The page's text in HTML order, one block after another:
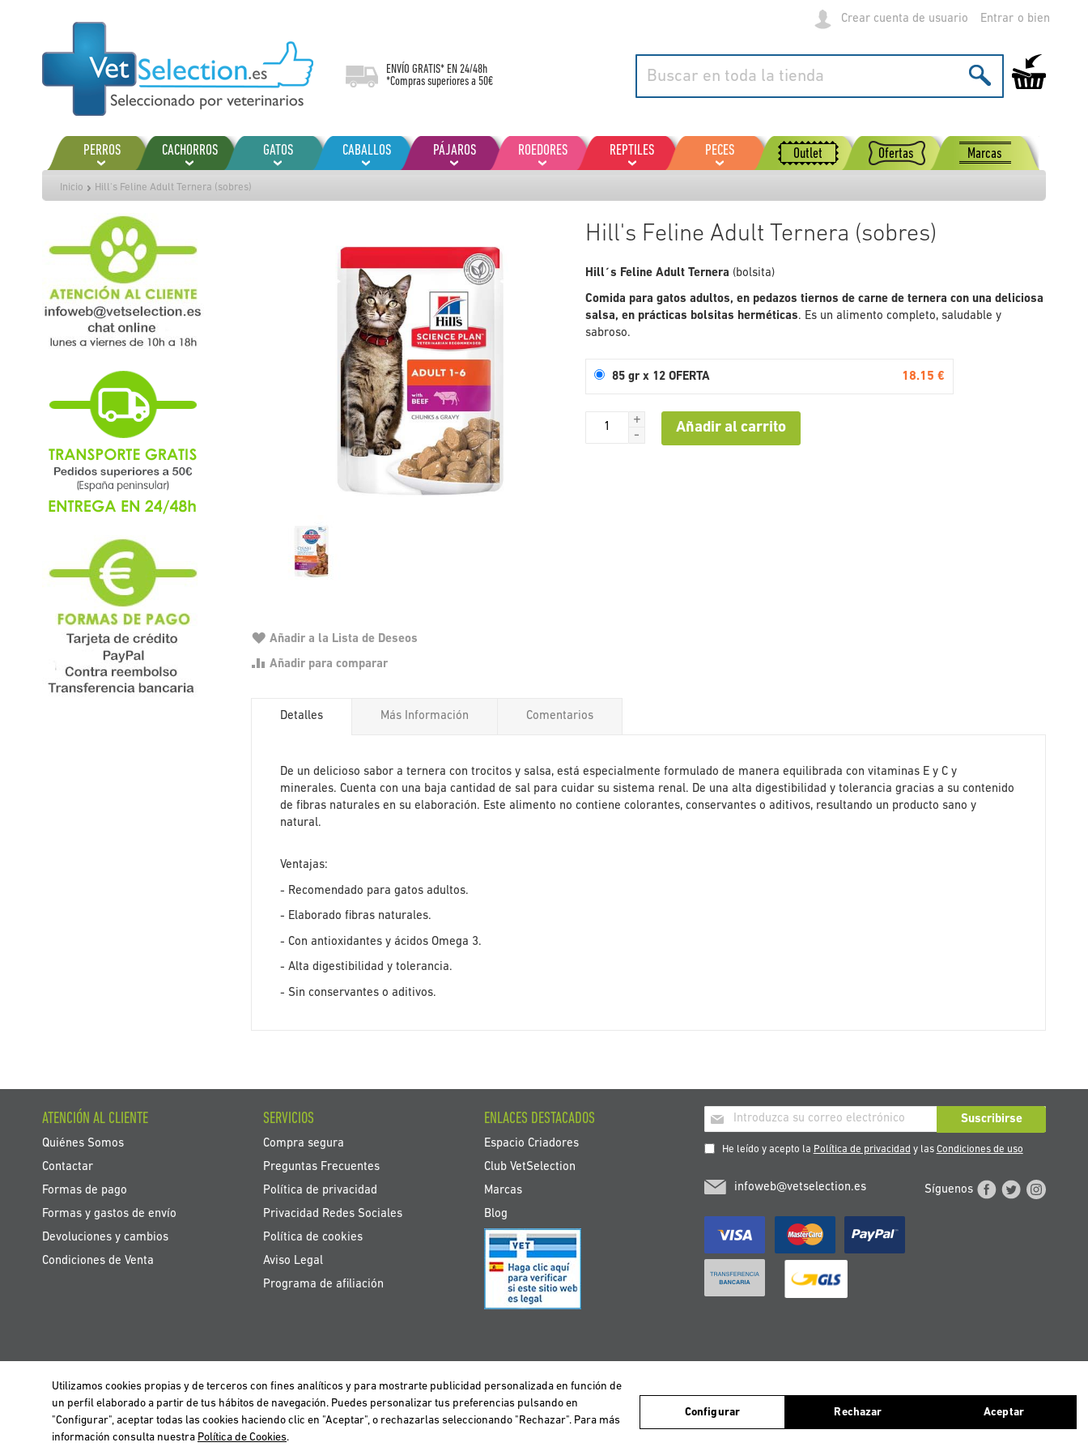
Utilizamos cookies propias y de terceros para realizar el análisis de la navegación de los usuarios y de este modo poder ofrecer un mejor servicio. Si continuas navegando, consideramos que aceptas el uso de ellas. Para más
información clica
Cerrar
contenido
Crear cuenta de usuario Entrar
ENVÍO GRATIS* EN 24/48h
*Compras superiores a 50€
Mi carrito de
PERROS CACHORROS GATOS CABALLOS PÁJAROS ROEDORES REPTILES PECES Outlet Ofertas Marcas
Inicio Hill's Feline Adult Ternera (sobres)
Hill's Feline Adult Ternera (sobres)
Hill´s Feline Adult Ternera (bolsita)
Comida para gatos adultos, en pedazos tiernos de carne de ternera con una deliciosa
salsa, en prácticas bolsitas herméticas. Es un alimento completo, saludable y
sabroso.
85 gr x 12 OFERTA 18.15 €
+
-
Añadir al carrito
Añadir a la Lista de Deseos
Añadir para comparar
la
imágenes
Detalles
De un delicioso sabor a ternera con trocitos y salsa, está especialmente formulado de manera equilibrada con vitaminas E y C y
minerales. Cuenta con una baja cantidad de sal para cuidar su sistema renal. De una alta digestibilidad y tolerancia gracias a su contenido
de fibras naturales en su elaboración. Este alimento no contiene colorantes, conservantes o aditivos, resultando un producto sano y
natural.
Ventajas:
- Recomendado para gatos adultos.
- Elaborado fibras naturales.
- Con antioxidantes y ácidos Omega 3.
- Alta digestibilidad y tolerancia.
- Sin conservantes o aditivos.
Más Información Comentarios
Inscríbase
a
nuestro
de
Suscribirse
He leído y acepto la Política de privacidad y las Condiciones de uso
ATENCIÓN AL CLIENTE
Quiénes Somos
Contactar
Formas de pago
Formas y gastos de envío
Devoluciones y cambios
Condiciones de Venta
SERVICIOS
Compra segura
Preguntas Frecuentes
Política de privacidad
Privacidad Redes Sociales
Política de cookies
Aviso Legal
Programa de afiliación
ENLACES DESTACADOS
Espacio Criadores
Club VetSelection
Marcas
Blog
infoweb@vetselection.es Síguenos
BELGIË / BELGIQUE DEUTSCHLAND ESPAÑA FRANCE ITALIA NEDERLAND ÖSTERREICH PORTUGAL
Utilizamos cookies propias y de terceros con fines analíticos y para mostrarte publicidad personalizada en función de
un perfil elaborado a partir de tus hábitos de navegación. Puedes personalizar tus preferencias pulsando en
"Configurar", aceptar todas las cookies haciendo clic en "Aceptar", o rechazarlas seleccionando "Rechazar". Para más
información consulta nuestra Política de Cookies.
Configurar Rechazar Aceptar